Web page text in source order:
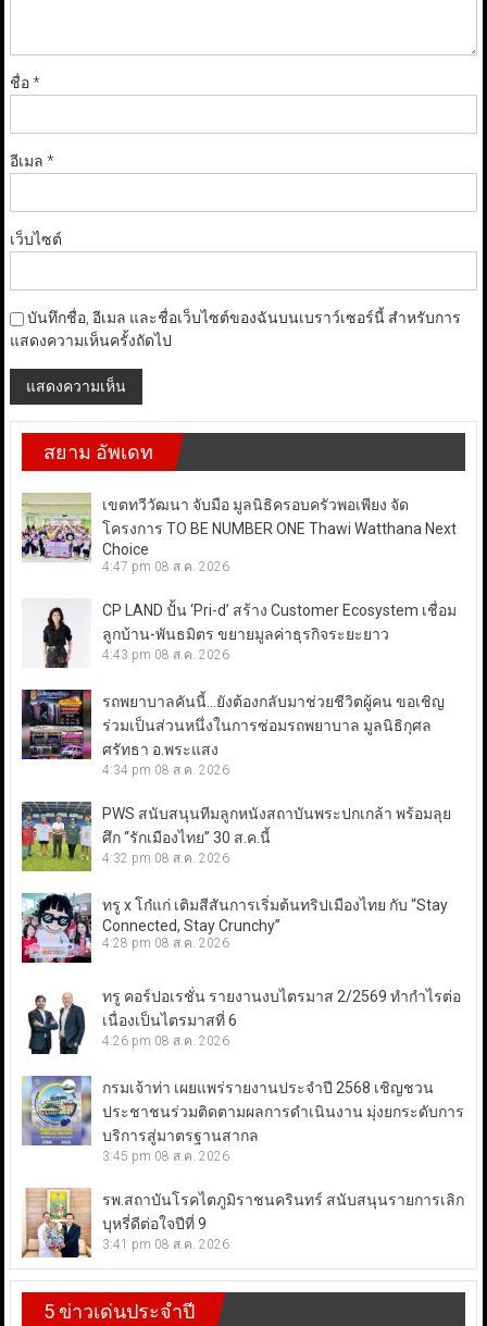
ชื่อ*
อีเมล *
เว็บไซต์
บันทึกชื่อ, อีเมล และชื่อเว็บไซต์ของฉันบนเบราว์เซอร์นี้ สำหรับการ
แสดงความเห็นครั้งถัดไป
สยาม อัพเดท
เขตทวีวัฒนา จับมือ มูลนิธิครอบครัวพอเพียง จัด
โครงการ TO BE NUMBER ONE Thawi Watthana Next
Choice
4:47 pm 08 ส.ค. 2026
CP LAND ปั้น ‘Pri-d’ สร้าง Customer Ecosystem เชื่อม
ลูกบ้าน-พันธมิตร ขยายมูลค่าธุรกิจระยะยาว
4:43 pm 08 ส.ค. 2026
รถพยาบาลคันนี้…ยังต้องกลับมาช่วยชีวิตผู้คน ขอเชิญ
ร่วมเป็นส่วนหนึ่งในการซ่อมรถพยาบาล มูลนิธิกุศล
ศรัทธา อ.พระแสง
4:34 pm 08 ส.ค. 2026
PWS สนับสนุนทีมลูกหนังสถาบันพระปกเกล้า พร้อมลุย
ศึก “รักเมืองไทย” 30 ส.ค.นี้
4:32 pm 08 ส.ค. 2026
ทรู x โก๋แก่ เติมสีสันการเริ่มต้นทริปเมืองไทย กับ “Stay
Connected, Stay Crunchy”
4:28 pm 08 ส.ค. 2026
ทรู คอร์ปอเรชั่น รายงานงบไตรมาส 2/2569 ทำกำไรต่อ
เนื่องเป็นไตรมาสที่ 6
4:26 pm 08 ส.ค. 2026
กรมเจ้าท่า เผยแพร่รายงานประจำปี 2568 เชิญชวน
ประชาชนร่วมติดตามผลการดำเนินงาน มุ่งยกระดับการ
บริการสู่มาตรฐานสากล
3:45 pm 08 ส.ค. 2026
รพ.สถาบันโรคไตภูมิราชนครินทร์ สนับสนุนรายการเลิก
บุหรี่ดีต่อใจปีที่ 9
3:41 pm 08 ส.ค. 2026
5 ข่าวเด่นประจำปี